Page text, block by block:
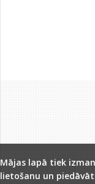
Mājas lapā tiek
lietošanu un